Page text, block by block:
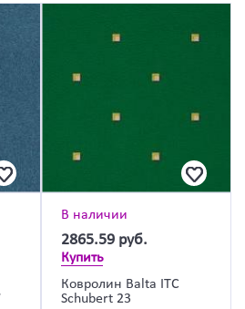
В наличии
2865.59 руб.
Купить
Ковролин Balta ITC
Schubert 23